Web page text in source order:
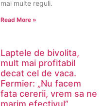
mai multe reguli.
Read More »
Laptele de bivolita,
mult mai profitabil
decat cel de vaca.
Fermier: „Nu facem
fata cererii, vrem sa ne
marim efectivul”